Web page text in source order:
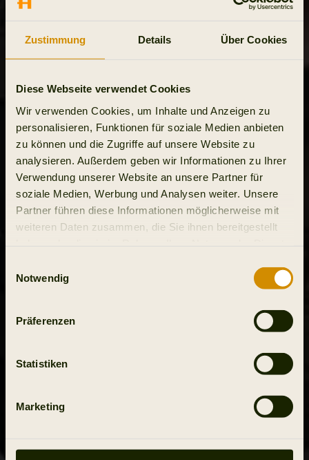
Zustimmung Details Über Cookies
Diese Webseite verwendet Cookies
Wir verwenden Cookies, um Inhalte und Anzeigen zu
personalisieren, Funktionen für soziale Medien anbieten
zu können und die Zugriffe auf unsere Website zu
analysieren. Außerdem geben wir Informationen zu Ihrer
Verwendung unserer Website an unsere Partner für
soziale Medien, Werbung und Analysen weiter. Unsere
Partner führen diese Informationen möglicherweise mit
weiteren Daten zusammen, die Sie ihnen bereitgestellt
Notwendig
Präferenzen
Statistiken
Marketing